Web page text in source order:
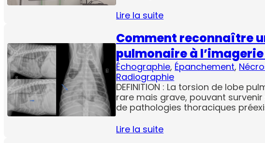
Lire la suite
Comment reconnaître
pulmonaire à l’imagerie
Échographie, Épanchement,
Radiographie
DEFINITION : La torsion de lobe
rare mais grave, pouvant
de pathologies thoraciques
Lire la suite